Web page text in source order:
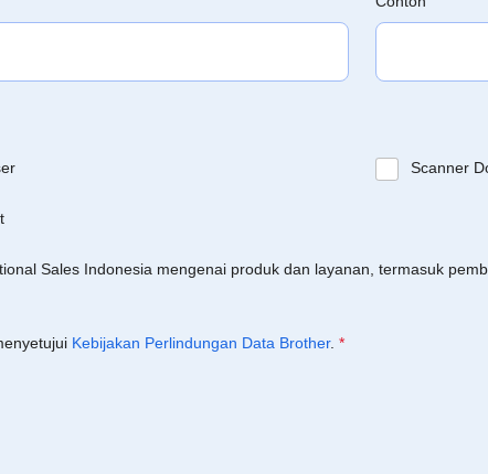
Scanner
Sales Indonesia mengenai produk dan layanan, termasuk
Kebijakan Perlindungan Data Brother. *